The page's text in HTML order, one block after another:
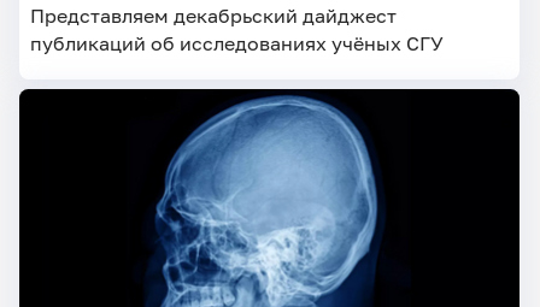
Представляем декабрьский дайджест
публикаций об исследованиях учёных СГУ